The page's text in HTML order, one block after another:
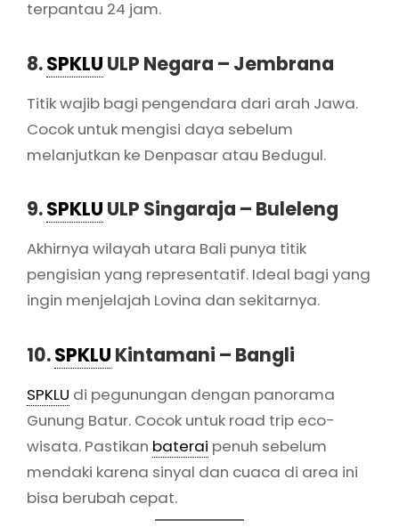
terpantau 24 jam.
8.SPKLU ULP Negara – Jembrana
Titik wajib bagi pengendara dari arah Jawa.
Cocok untuk mengisi daya sebelum
melanjutkan ke Denpasar atau Bedugul.
9.SPKLU ULP Singaraja – Buleleng
Akhirnya wilayah utara Bali punya titik
pengisian yang representatif. Ideal bagi yang
ingin menjelajah Lovina dan sekitarnya.
10.SPKLU Kintamani – Bangli
SPKLU di pegunungan dengan panorama
Gunung Batur. Cocok untuk road trip eco-
wisata. Pastikan baterai penuh sebelum
mendaki karena sinyal dan cuaca di area ini
bisa berubah cepat.